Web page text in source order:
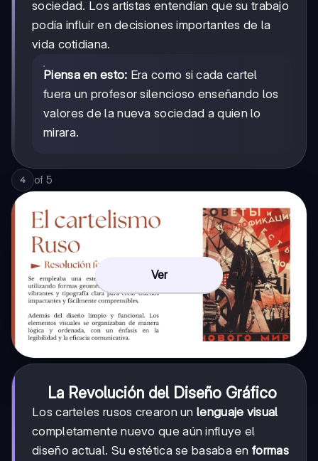
sociedad. Los artistas entendían que su trabajo
podía influir en decisiones importantes de la
vida cotidiana.
Piensa en esto: Era como si cada cartel
fuera un profesor silencioso enseñando los
valores de la nueva sociedad a quien lo
mirara.
4 of 5
Ver
La Revolución del Diseño Gráfico
Los carteles rusos crearon un lenguaje visual
completamente nuevo que aún influye el
diseño actual. Su estética se basaba en formas